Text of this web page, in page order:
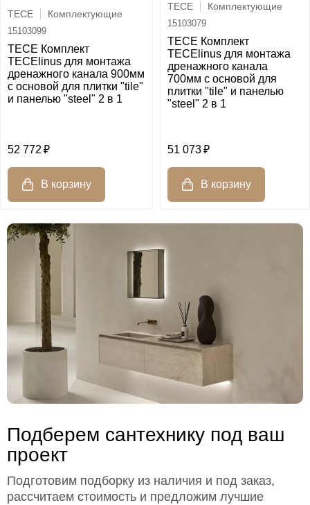
TECE Комплектующие
15103099
TECE Комплект
TECElinus для монтажа
дренажного канала 900мм
с основой для плитки "tile"
и панелью "steel" 2 в 1
52 772
TECE Комплектующие
15103079
TECE Комплект
TECElinus для монтажа
дренажного канала
700мм с основой для
плитки "tile" и панелью
"steel" 2 в 1
51 073
Подберем сантехнику под ваш
проект
Подготовим подборку из наличия и под заказ,
рассчитаем стоимость и предложим лучшие